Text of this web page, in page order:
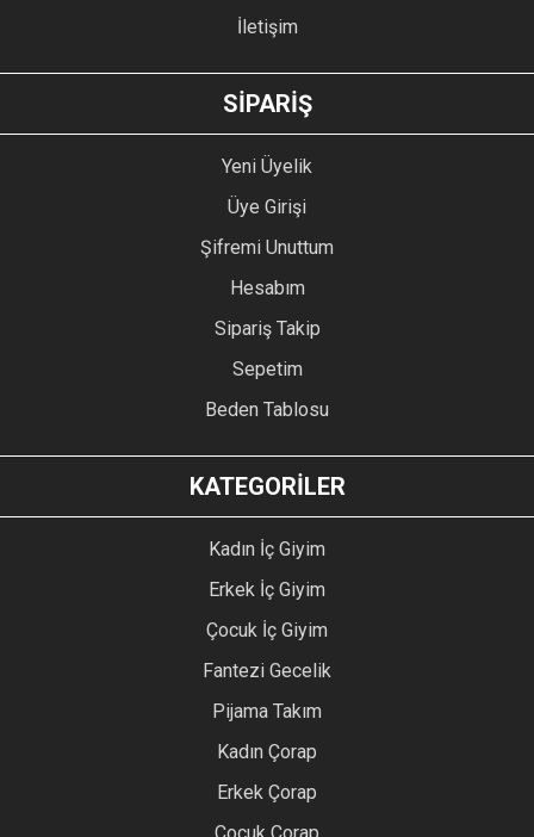
GÖNDER
İletişim
SİPARİŞ
Yeni Üyelik
Üye Girişi
Şifremi Unuttum
Hesabım
Sipariş Takip
Sepetim
Beden Tablosu
KATEGORİLER
Kadın İç Giyim
Erkek İç Giyim
Çocuk İç Giyim
Fantezi Gecelik
Pijama Takım
Kadın Çorap
Erkek Çorap